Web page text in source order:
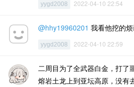
yygd2008 2022-04-10 22:54
@hhy19960201 我看他挖的
yygd2008 2022-04-10 22:59
二周目为了全武器白金，打了
熔岩土龙上到亚坛高原，没有